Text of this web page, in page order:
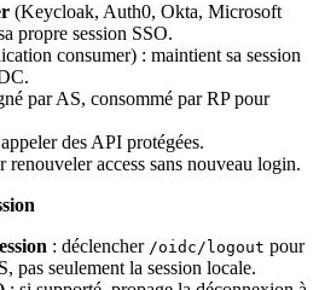
(Keycloak, Auth0, Okta, Microsoft
propre session SSO.
consumer) : maintient sa session
par AS, consommé par RP pour
des API protégées.
renouveler access sans nouveau login.
: déclencher /oidc/logout pour
pas seulement la session locale.